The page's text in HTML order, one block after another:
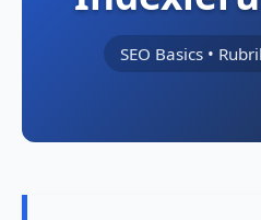
SEO Basics •